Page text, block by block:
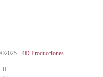
©2025 - 4D Producciones